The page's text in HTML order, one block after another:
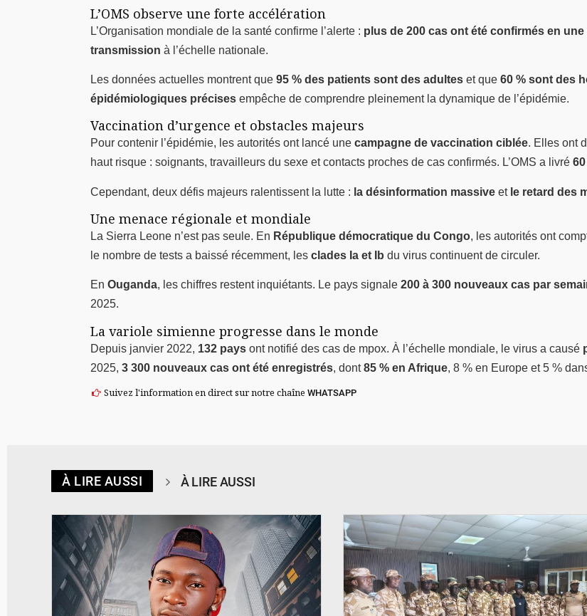
L’OMS observe une forte accélération
L’Organisation mondiale de la santé confirme l’alerte : plus de 200 cas ont été confirmés en une
transmission à l’échelle nationale.
Les données actuelles montrent que 95 % des patients sont des adultes et que 60 % sont des
épidémiologiques précises empêche de comprendre pleinement la dynamique de l’épidémie.
Vaccination d’urgence et obstacles majeurs
Pour contenir l’épidémie, les autorités ont lancé une campagne de vaccination ciblée. Elles ont
haut risque : soignants, travailleurs du sexe et contacts proches de cas confirmés. L’OMS a livré
Cependant, deux défis majeurs ralentissent la lutte : la désinformation massive et le retard des
Une menace régionale et mondiale
La Sierra Leone n’est pas seule. En République démocratique du Congo, les autorités ont
le nombre de tests a baissé récemment, les clades Ia et Ib du virus continuent de circuler.
En Ouganda, les chiffres restent inquiétants. Le pays signale 200 à 300 nouveaux cas par
2025.
La variole simienne progresse dans le monde
Depuis janvier 2022, 132 pays ont notifié des cas de mpox. À l’échelle mondiale, le virus a causé
2025, 3 300 nouveaux cas ont été enregistrés, dont85 % en Afrique, 8 % en Europe et 5 %
Suivez l'information en direct sur notre chaîneWHATSAPP
À LIRE AUSSI À LIRE AUSSI